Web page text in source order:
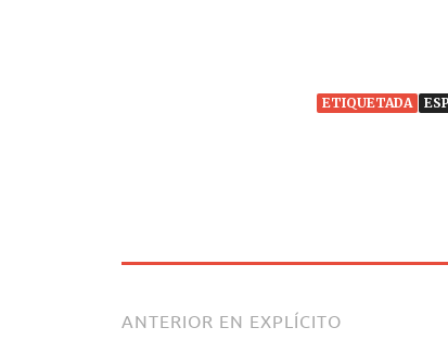
ETIQUETADA
ANTERIOR EN EXPLÍCITO